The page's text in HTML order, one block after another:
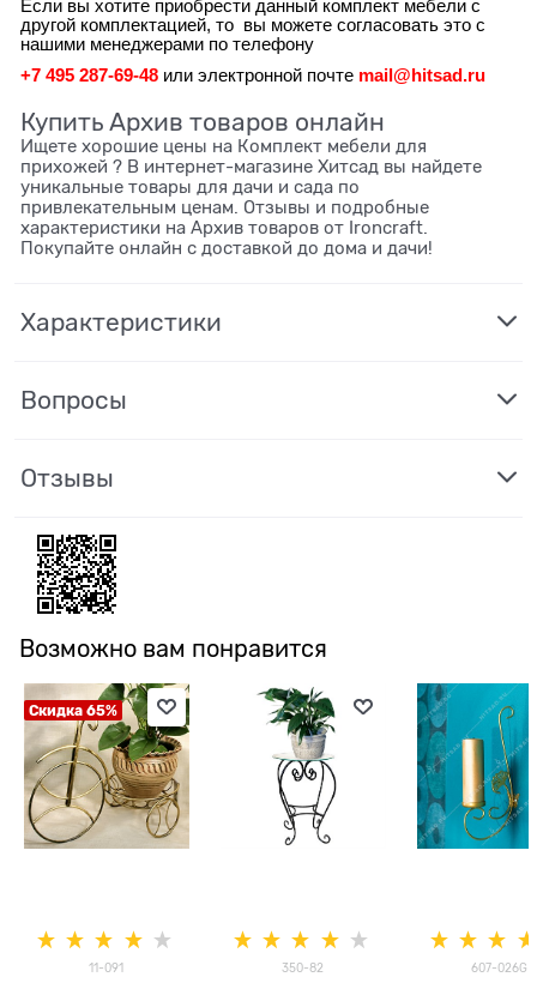
Если вы хотите приобрести данный комплект мебели с
другой комплектацией, то вы можете согласовать это с
нашими менеджерами по телефону
+7 495 287-69-48 или электронной почте mail@hitsad.ru
Купить Архив товаров онлайн
Ищете хорошие цены на Комплект мебели для
прихожей ? В интернет-магазине Хитсад вы найдете
уникальные товары для дачи и сада по
привлекательным ценам. Отзывы и подробные
характеристики на Архив товаров от Ironcraft.
Покупайте онлайн с доставкой до дома и дачи!
Характеристики
Вопросы
Отзывы
Возможно вам понравится
Скидка 65%
11-091 350-82 607-026G